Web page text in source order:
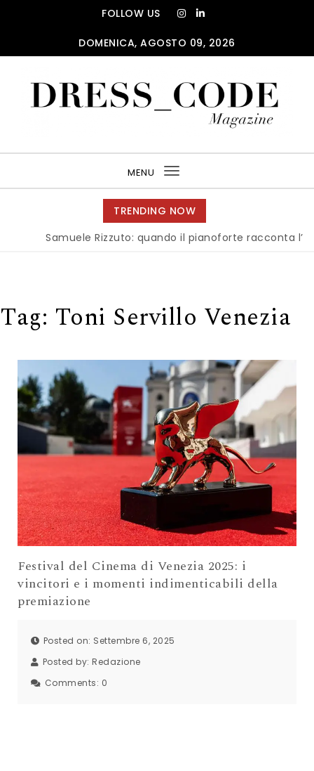
FOLLOW US
DOMENICA, AGOSTO 09, 2026
MENU
Toggle
navigation
TRENDING NOW
Samuele Rizzuto: quando il pianoforte racconta
Tag: Toni Servillo Venezia
Festival del Cinema di Venezia 2025: i
vincitori e i momenti indimenticabili della
premiazione
Posted on: Settembre 6, 2025
Posted by: Redazione
Comments: 0